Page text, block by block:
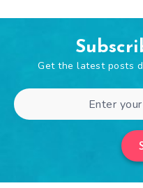
Get the latest posts